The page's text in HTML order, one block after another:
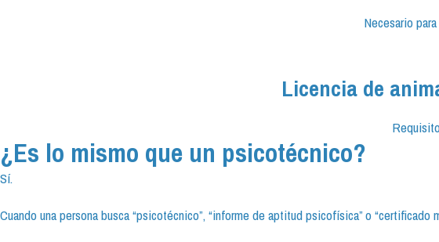
Necesario
Licencia de
¿Es lo mismo que un psicotécnico?
Sí.
Cuando una persona busca “psicotécnico”, “informe de aptitud psicofísica” o